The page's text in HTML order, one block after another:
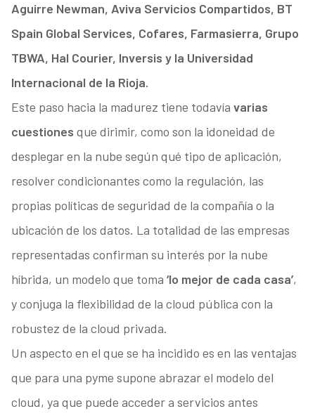
Aguirre Newman, Aviva Servicios Compartidos, BT
Spain Global Services, Cofares, Farmasierra, Grupo
TBWA, Hal Courier, Inversis y la Universidad
Internacional de la Rioja.
Este paso hacia la madurez tiene todavía varias
cuestiones que dirimir, como son la idoneidad de
desplegar en la nube según qué tipo de aplicación,
resolver condicionantes como la regulación, las
propias políticas de seguridad de la compañía o la
ubicación de los datos. La totalidad de las empresas
representadas confirman su interés por la nube
híbrida, un modelo que toma ‘lo mejor de cada casa’,
y conjuga la flexibilidad de la cloud pública con la
robustez de la cloud privada.
Un aspecto en el que se ha incidido es en las ventajas
que para una pyme supone abrazar el modelo del
cloud, ya que puede acceder a servicios antes